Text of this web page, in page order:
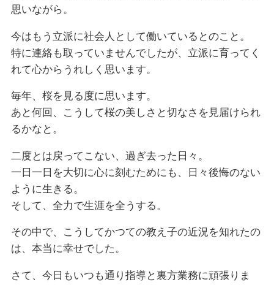
思いながら。
今はもう立派に社会人として働いているとのこと。
特に連絡も取っていませんでしたが、立派に育ってく
れて心からうれしく思います。
毎年、桜を見る度に思います。
あと何回、こうして桜の美しさと切なさを見届けられ
るかなと。
二度とは戻ってこない、過ぎ去った日々。
一日一日を大切に心に刻むためにも、日々後悔のない
ように生きる。
そして、全力で生涯を全うする。
その中で、こうしてかつての教え子の近況を知れたの
は、本当に幸せでした。
さて、今日もいつも通り指導と裏方業務に頑張りま